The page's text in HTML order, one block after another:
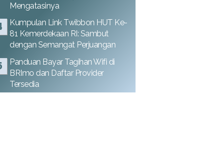
Mengatasinya
Kumpulan Link Twibbon HUT Ke-
81 Kemerdekaan RI: Sambut
dengan Semangat Perjuangan
Panduan Bayar Tagihan Wifi di
BRImo dan Daftar Provider
Tersedia